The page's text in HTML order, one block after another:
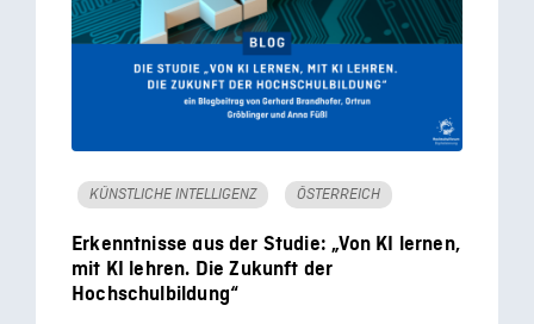
KÜNSTLICHE INTELLIGENZ ÖSTERREICH
Erkenntnisse aus der Studie: „Von KI lernen,
mit KI lehren. Die Zukunft der
Hochschulbildung“